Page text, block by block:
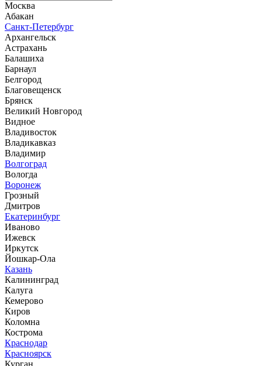
Москва
Абакан
Санкт-Петербург
Архангельск
Астрахань
Балашиха
Барнаул
Белгород
Благовещенск
Брянск
Великий Новгород
Видное
Владивосток
Владикавказ
Владимир
Волгоград
Вологда
Воронеж
Грозный
Дмитров
Екатеринбург
Иваново
Ижевск
Иркутск
Йошкар-Ола
Казань
Калининград
Калуга
Кемерово
Киров
Коломна
Кострома
Краснодар
Красноярск